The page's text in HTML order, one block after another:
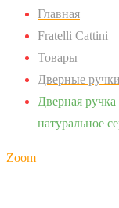
Главная
Fratelli Cattini
Товары
Дверные ручки
Дверная
натуральное
Zoom